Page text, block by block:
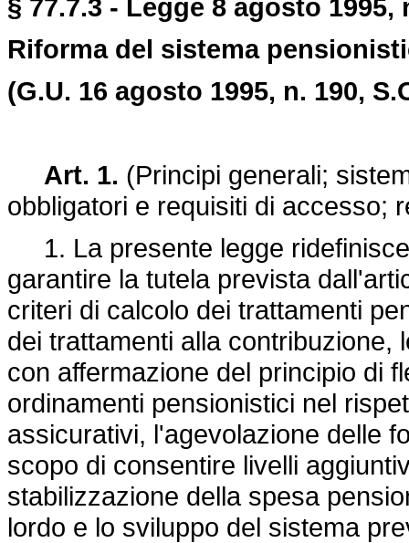
§ 77.7.3 - Legge 8 agosto 1995,
Riforma del sistema
(G.U. 16 agosto 1995, n. 190,
Art. 1. (Principi generali;
obbligatori e requisiti di accesso;
1. La presente legge
garantire la tutela prevista
criteri di calcolo dei trattamenti
dei trattamenti alla contribuzione,
con affermazione del principio di
ordinamenti pensionistici nel
assicurativi, l'agevolazione delle
scopo di consentire livelli
stabilizzazione della spesa
lordo e lo sviluppo del sistema